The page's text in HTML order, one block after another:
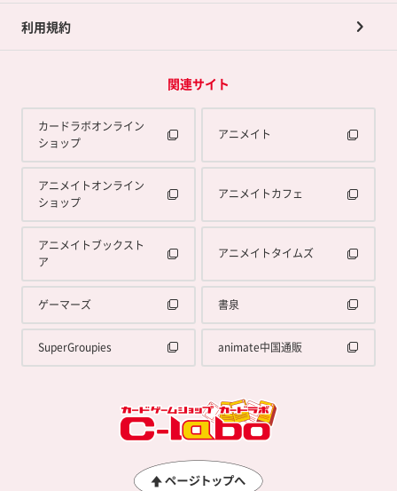
利用規約
関連サイト
カードラボオンライン
ショップ
アニメイト
アニメイトオンライン
ショップ
アニメイトカフェ
アニメイトブックスト
ア
アニメイトタイムズ
ゲーマーズ 書泉
SuperGroupies animate中国通販